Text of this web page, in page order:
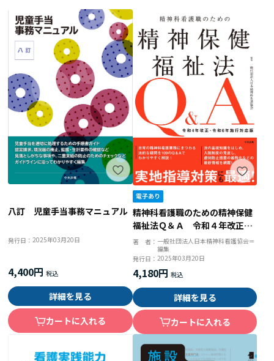
八訂 児童手当事務マニュアル
発行日：2025年03月20日
4,400円
詳細を見る
カートに入れる
精神科看護職のための精神保健
福祉法Ｑ＆Ａ 令和４年改正・
令和６年施行対応版
著 者： 一般社団法人日本精神科看護協会＝
編集
発行日： 2025年03月20日
4,180円
詳細を見る
カートに入れる